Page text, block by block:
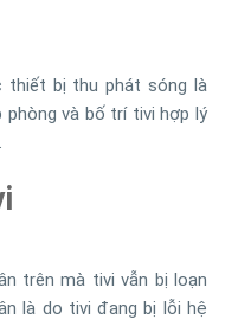
thiết bị thu phát sóng là
phòng và bố trí tivi hợp lý
trên mà tivi vẫn bị loạn
là do tivi đang bị lỗi hệ